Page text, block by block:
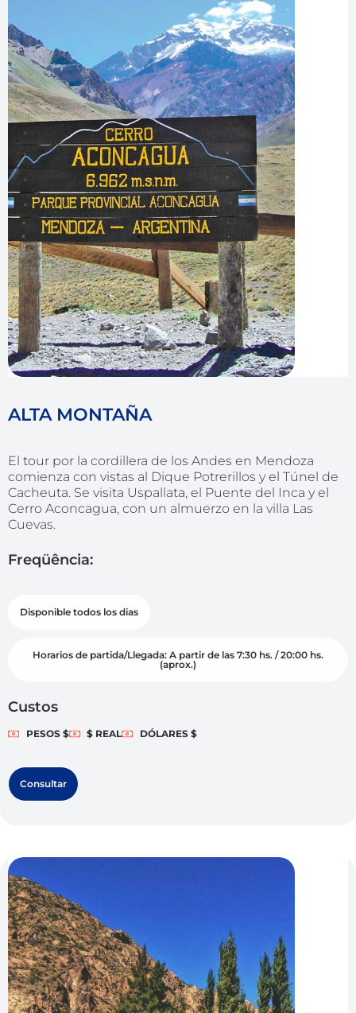
ALTA MONTAÑA
El tour por la cordillera de los Andes en Mendoza
comienza con vistas al Dique Potrerillos y el Túnel de
Cacheuta. Se visita Uspallata, el Puente del Inca y el
Cerro Aconcagua, con un almuerzo en la villa Las
Cuevas.
Freqüência:
Disponible todos los dias
Horarios de partida/Llegada: A partir de las 7:30 hs. / 20:00 hs.
(aprox.)
Custos
PESOS $ $ REAL DÓLARES $
Consultar